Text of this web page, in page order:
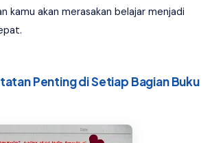
kamu akan merasakan belajar menjadi
Penting di Setiap Bagian Buku